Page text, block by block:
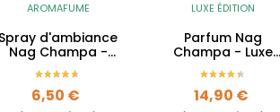
AROMAFUME
Spray d'ambiance
Nag Champa -
Relaxation
Prix
6,50 €
LUXE ÉDITION
Parfum Nag
Champa - Luxe
édition
Prix
14,90 €